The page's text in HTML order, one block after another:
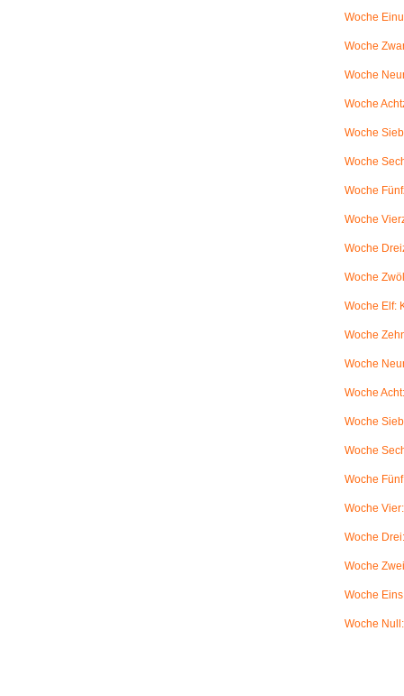
Woche
Woche
Woche
Woche
Woche
Woche
Woche
Woche
Woche
Woche
Woche Elf:
Woche
Woche
Woche
Woche
Woche
Woche
Woche
Woche
Woche
Woche
Woche